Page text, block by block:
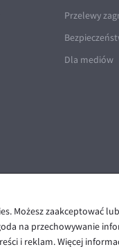
Możesz zaakceptować
na przechowywanie
i reklam. Więcej
Przelewy
Dla mediów
Regulaminy | Polityka